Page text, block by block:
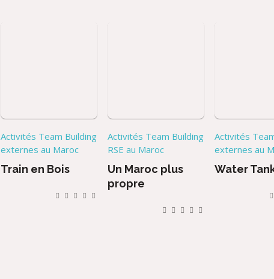
Activités Team Building
externes au Maroc
Train en Bois
Activités Team Building
RSE au Maroc
Un Maroc plus
propre
Activités
externes au
Water